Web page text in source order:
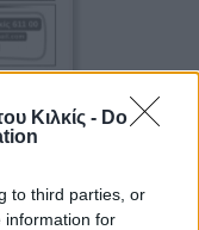
Κιλκίς - Do
to third parties, or
information for